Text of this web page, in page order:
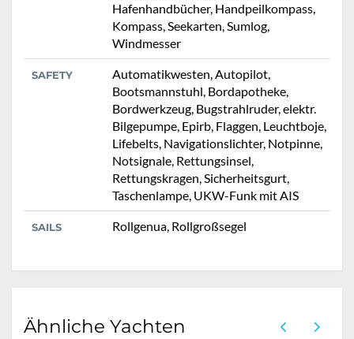
Hafenhandbücher, Handpeilkompass,
Kompass, Seekarten, Sumlog,
Windmesser
SAFETY
Automatikwesten, Autopilot,
Bootsmannstuhl, Bordapotheke,
Bordwerkzeug, Bugstrahlruder, elektr.
Bilgepumpe, Epirb, Flaggen, Leuchtboje,
Lifebelts, Navigationslichter, Notpinne,
Notsignale, Rettungsinsel,
Rettungskragen, Sicherheitsgurt,
Taschenlampe, UKW-Funk mit AIS
SAILS Rollgenua, Rollgroßsegel
Ähnliche Yachten